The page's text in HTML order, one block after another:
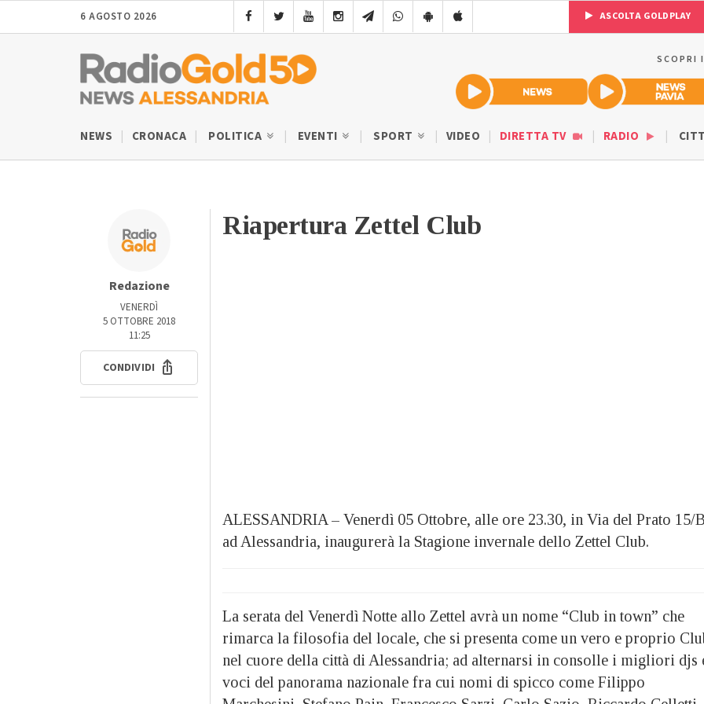
6 AGOSTO 2026 ASCOLTA GOLDPLAY
SCOPRI
NEWS CRONACA POLITICA EVENTI SPORT VIDEO DIRETTA TV RADIO
Redazione
VENERDÌ
5 OTTOBRE 2018
11:25
CONDIVIDI
Riapertura Zettel Club
ALESSANDRIA – Venerdì 05 Ottobre, alle ore 23.30, in Via del Prato 15/
ad Alessandria, inaugurerà la Stagione invernale dello Zettel Club.
La serata del Venerdì Notte allo Zettel avrà un nome “Club in town” che
rimarca la filosofia del locale, che si presenta come un vero e proprio
nel cuore della città di Alessandria; ad alternarsi in consolle i migliori djs
voci del panorama nazionale fra cui nomi di spicco come Filippo